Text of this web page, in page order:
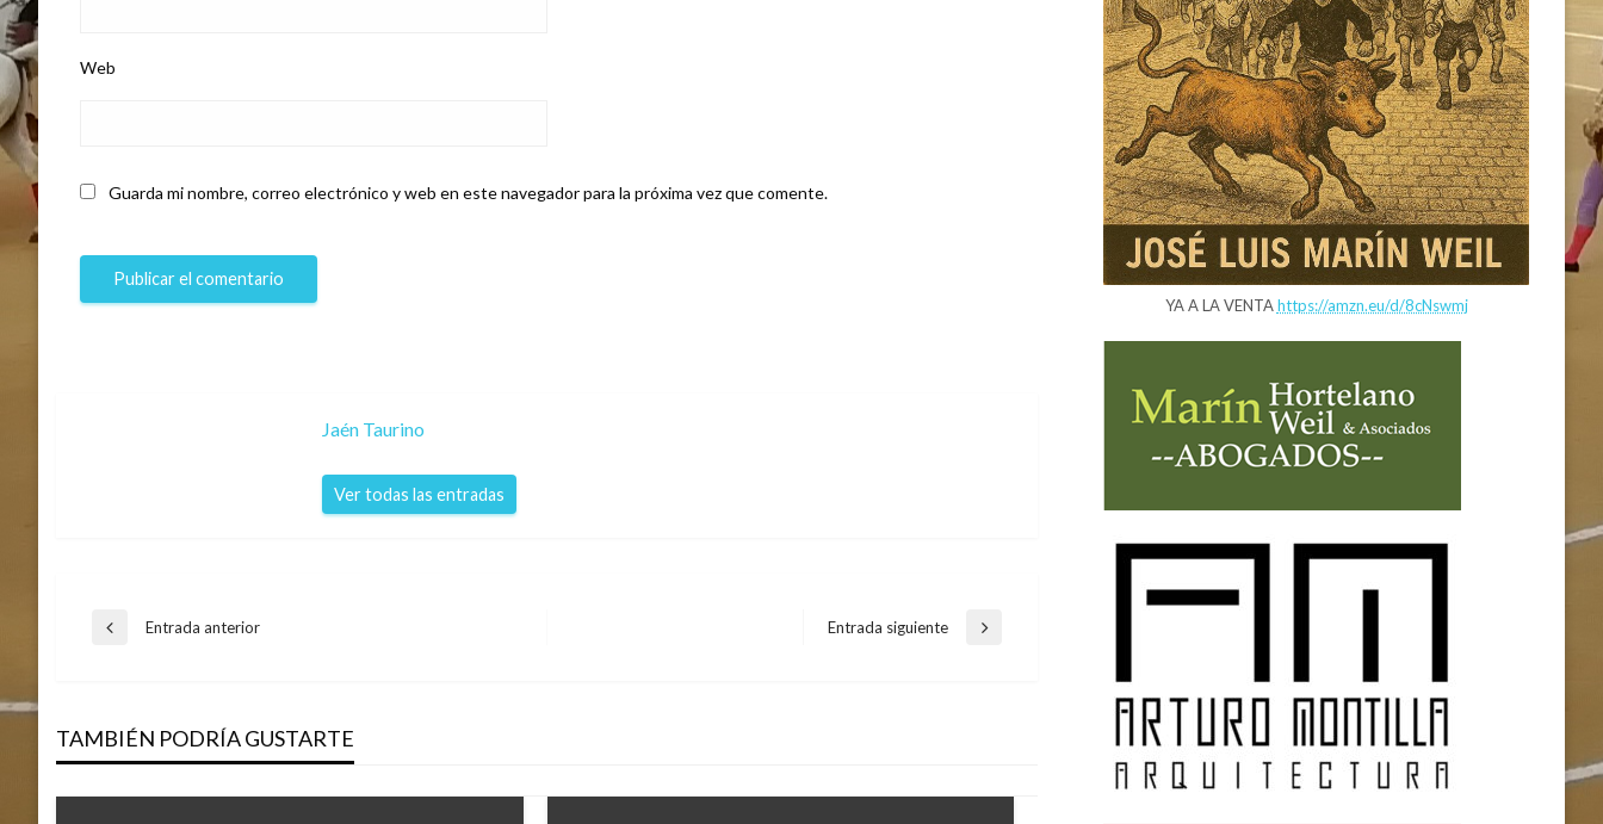
Web
Guarda mi nombre, correo electrónico y web en este navegador para la próxima vez que comente.
Jaén Taurino
Ver todas las entradas
Navegación
entradas
Entrada
Entrada anterior
Entrada
Entrada siguiente
TAMBIÉN PODRÍA GUSTARTE
YA A LA VENTAhttps://amzn.eu/d/8cNswmj